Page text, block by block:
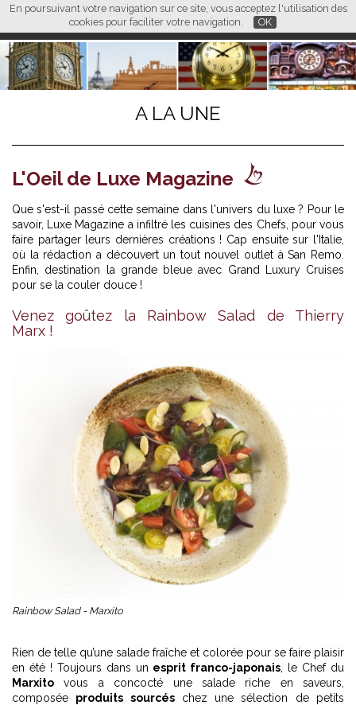
En poursuivant votre navigation sur ce site, vous acceptez l'utilisation des
cookies pour faciliter votre navigation.
OK
FR EN CN
L M
A LA UNE
L'Oeil de Luxe Magazine
Que s'est-il passé cette semaine dans l'univers du luxe ? Pour le
savoir, Luxe Magazine a infiltré les cuisines des Chefs, pour vous
faire partager leurs dernières créations ! Cap ensuite sur l'Italie,
où la rédaction a découvert un tout nouvel outlet à San Remo.
Enfin, destination la grande bleue avec Grand Luxury Cruises
pour se la couler douce !
Venez goûtez la Rainbow Salad de Thierry
Marx !
Rainbow Salad - Marxito
Rien de telle qu’une salade fraîche et colorée pour se faire plaisir
en été ! Toujours dans un esprit franco-japonais , le Chef du
Marxito vous a concocté une salade riche en saveurs,
composée produits sourcéschez une sélection de petits